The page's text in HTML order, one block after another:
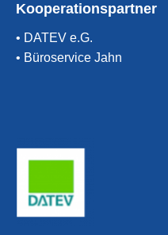
Kooperationspartner
• DATEV e.G.
• Büroservice Jahn